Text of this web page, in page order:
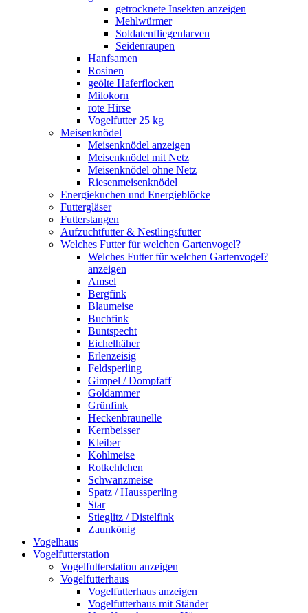
getrocknete Insekten anzeigen
Mehlwürmer
Soldatenfliegenlarven
Seidenraupen
Hanfsamen
Rosinen
geölte Haferflocken
Milokorn
rote Hirse
Vogelfutter 25 kg
Meisenknödel
Meisenknödel anzeigen
Meisenknödel mit Netz
Meisenknödel ohne Netz
Riesenmeisenknödel
Energiekuchen und Energieblöcke
Futtergläser
Futterstangen
Aufzuchtfutter & Nestlingsfutter
Welches Futter für welchen Gartenvogel?
Welches Futter für welchen Gartenvogel?
anzeigen
Amsel
Bergfink
Blaumeise
Buchfink
Buntspecht
Eichelhäher
Erlenzeisig
Feldsperling
Gimpel / Dompfaff
Goldammer
Grünfink
Heckenbraunelle
Kernbeisser
Kleiber
Kohlmeise
Rotkehlchen
Schwanzmeise
Spatz / Haussperling
Star
Stieglitz / Distelfink
Zaunkönig
Vogelhaus
Vogelfutterstation
Vogelfutterstation anzeigen
Vogelfutterhaus
Vogelfutterhaus anzeigen
Vogelfutterhaus mit Ständer